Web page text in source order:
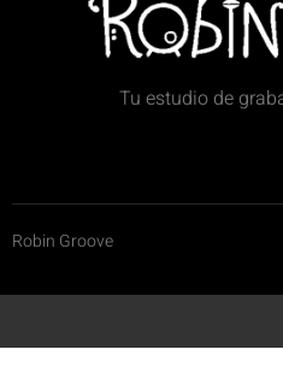
Tu estudio de
Robin Groove